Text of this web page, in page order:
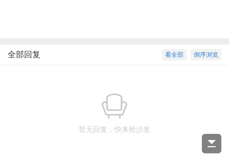
倒序浏览
看全部
全部回复
暂无回复，快来抢沙发